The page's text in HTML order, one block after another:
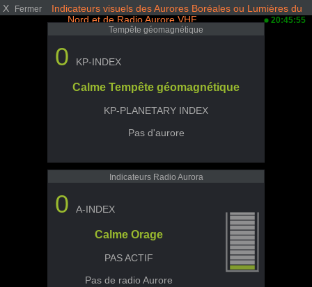
X Fermer
Indicateurs visuels des Aurores Boréales ou Lumières du
Nord et de Radio Aurore VHF
20:45:55
Tempête géomagnétique
0 KP-INDEX
Calme Tempête géomagnétique
KP-PLANETARY INDEX
Pas d'aurore
Indicateurs Radio Aurora
0 A-INDEX
Calme Orage
PAS ACTIF
Pas de radio Aurore